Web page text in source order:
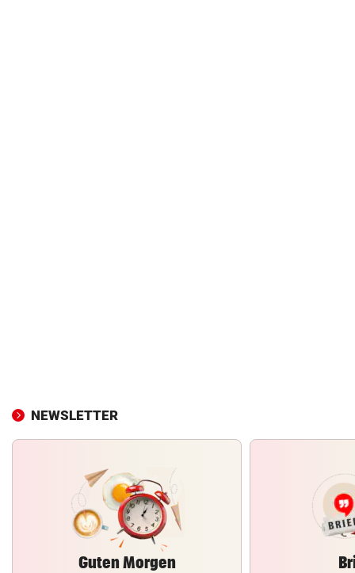
NEWSLETTER
Guten Morgen